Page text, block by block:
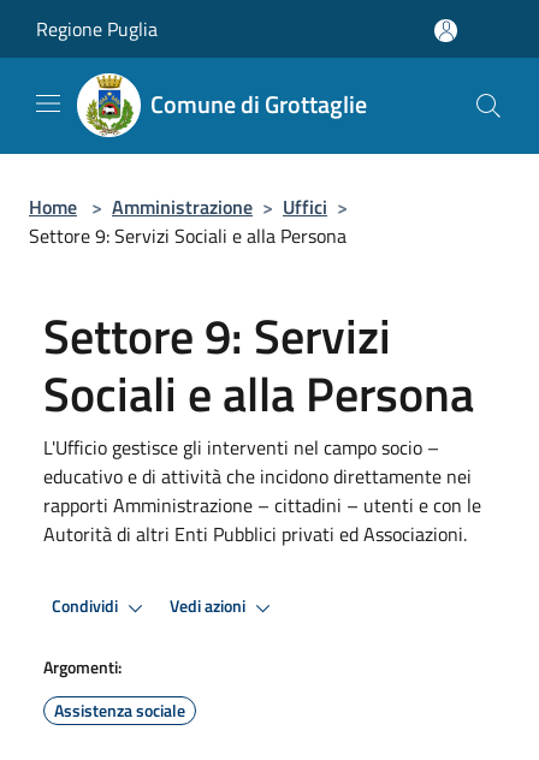
Regione Puglia
Comune di Grottaglie
Home > Amministrazione > Uffici >
Settore 9: Servizi Sociali e alla Persona
Settore 9: Servizi
Sociali e alla Persona
L'Ufficio gestisce gli interventi nel campo socio –
educativo e di attività che incidono direttamente nei
rapporti Amministrazione – cittadini – utenti e con le
Autorità di altri Enti Pubblici privati ed Associazioni.
Condividi Vedi azioni
Argomenti:
Assistenza sociale